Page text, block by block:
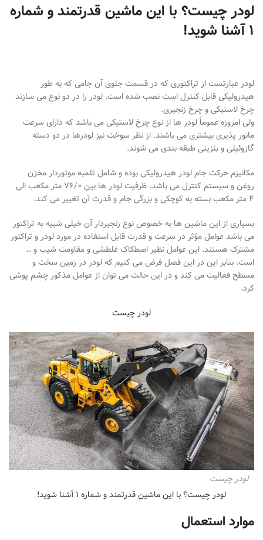
لودر چیست؟ با این ماشین قدرتمند و شماره
۱ آشنا شوید!
لودر عبارتست از تراکتوری که در قسمت جلوی آن جامی که به طور
هیدرولیکی قابل کنترل است نصب شده است. لودر را در دو نوع می سازند
چرخ لاستیکی و چرخ زنجیری.
ولی امروزه عموماً لودر ها از نوع چرخ لاستیکی می باشد که دارای سرعت
مانور پذیری بیشتری می باشند. از نظر سوخت نیز لودرها در دو دسته
گازوئیلی و بنزینی طبقه بندی می شوند.
مکانیزم حرکت جام لودر هیدرولیکی بوده و شامل تلمبه موتوردار مخزن
روغن و سیستم کنترل می باشد. ظرفیت لودر ها بین ۷۶/۰ متر مکعب الی
۴ متر مکعب بسته به کوچکی و بزرگی جام و قدرت آن تغییر می کند.
بسیاری از این ماشین ها به خصوص نوع زنجیردار آن خیلی شبیه به تراکتور
می باشد عوامل مؤثر در سرعت و قدرت قابل استفاده در مورد لودر و تراکتور
مشترک هستند. این عوامل نظیر اصطکاک غلطشی و مقاومت شیب و …
است. بنابر این در این فصل فرض می کنیم که لودر در زمین سخت و
مسطح فعالیت می کند و در این حالت می توان از عوامل مذکور چشم پوشی
کرد.
لودر چیست
لودر چیست
لودر چیست؟ با این ماشین قدرتمند و شماره ۱ آشنا شوید!
موارد استعمال